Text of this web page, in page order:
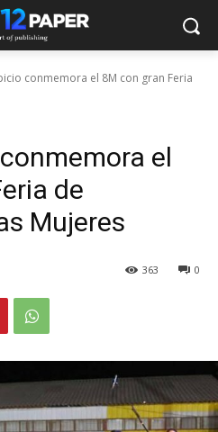
conmemora el 8M con gran Feria
el
de
Mujeres
0
363